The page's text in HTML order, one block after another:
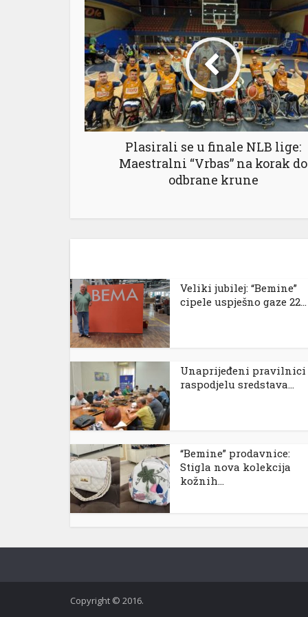
Plasirali se u finale NLB lige:
Maestralni “Vrbas” na korak do
odbrane krune
Veliki jubilej: “Bemine”
cipele uspješno gaze 22...
Unaprijeđeni pravilnici
raspodjelu sredstava...
“Bemine” prodavnice:
Stigla nova kolekcija
kožnih...
Copyright © 2016.